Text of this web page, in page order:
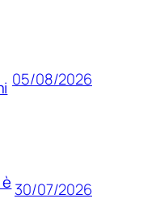
05/08/2026
30/07/2026